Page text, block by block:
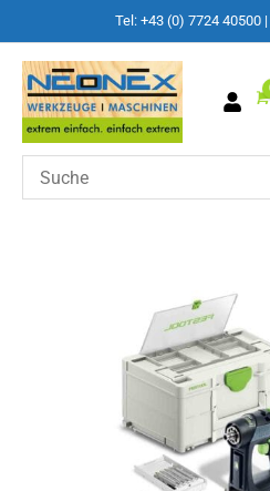
Tel: +43 (0) 7724 40500 |